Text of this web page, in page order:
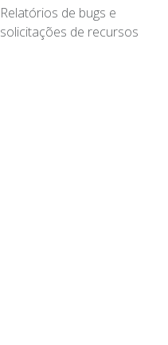
Relatórios de bugs e
solicitações de recursos